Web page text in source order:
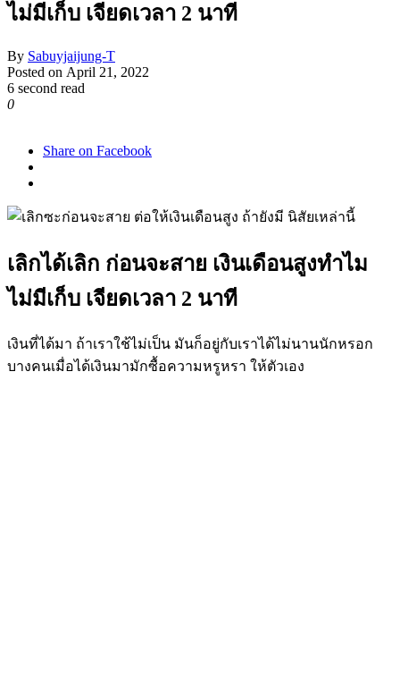
ไม่มีเก็บ เจียดเวลา 2 นาที
By Sabuyjaijung-T
Posted on April 21, 2022
6 second read
0
Share on Facebook
เลิกได้เลิก ก่อนจะสาย เงินเดือนสูงทำไม
ไม่มีเก็บ เจียดเวลา 2 นาที
เงินที่ได้มา ถ้าเราใช้ไม่เป็น มันก็อยู่กับเราได้ไม่นานนักหรอก
บางคนเมื่อได้เงินมามักซื้อความหรูหรา ให้ตัวเอง